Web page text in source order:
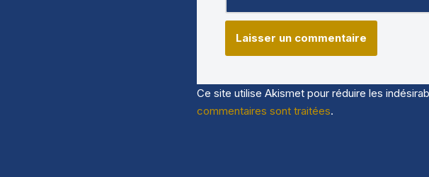
Ce site utilise Akismet pour réduire les
commentaires sont traitées.